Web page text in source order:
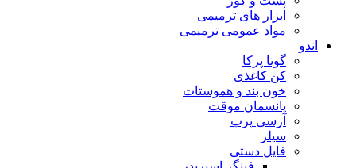
ابزار های ترمیمی
مواد عمومی ترمیمی
اندو
گوتا پرکا
کن کاغذی
خون بند و هموستات
پانسمان موقت
آرسی پرپ
سیلر
فایل دستی